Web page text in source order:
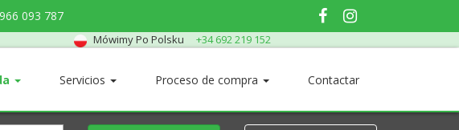
966 093 787
Mówimy Po Polsku +34 692 219 152
Servicios Proceso de compra Contactar